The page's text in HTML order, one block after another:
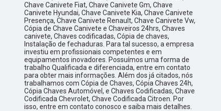
Chave Canivete Fiat, Chave Canivete Gm, Chave
Canivete Hyundai, Chave Canivete Kia, Chave Canivete
Presença, Chave Canivete Renault, Chave Canivete Vw,
Cópia de Chave Canivete e Chaveiros 24hrs, Chaves
canivete, Chaves codificadas, Cópia de chaves,
Instalação de fechaduras. Para tal sucesso, a empresa
investiu em profissionais competentes e em
equipamentos inovadores. Possuímos uma forma de
trabalho Qualificada e diferenciada, entre em contato
para obter mais informações. Além dos já citados, nós
trabalhamos com Cópia de Chaves, Cópia Chaves 24h,
Cópia Chaves Automóvel, e Chaves Codificadas, Chave
Codificada Chevrolet, Chave Codificada Citroen. Por
isso, entre em contato conosco e saiba mais detalhes.